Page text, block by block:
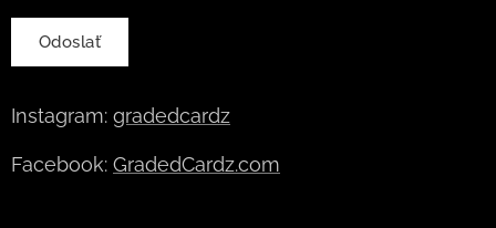
Odoslať
Instagram: gradedcardz
Facebook: GradedCardz.com